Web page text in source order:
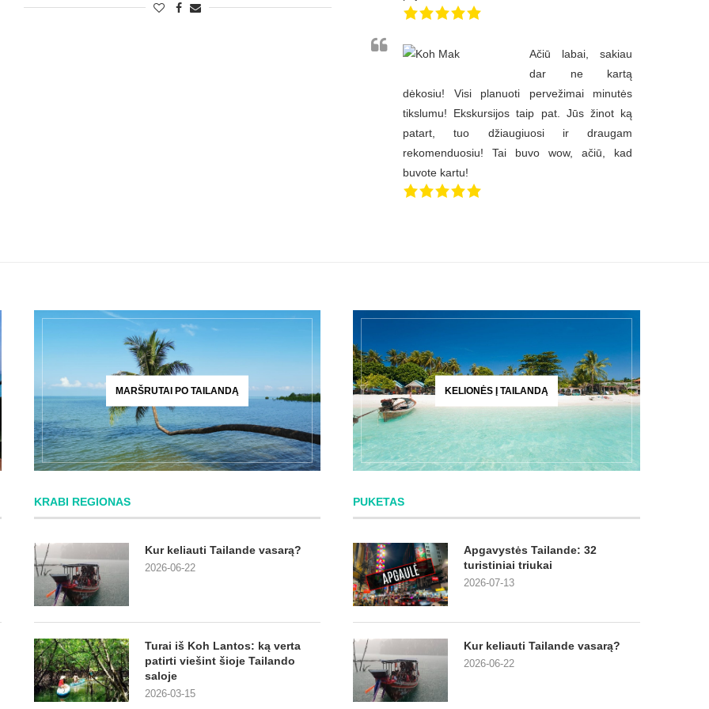
Ačiū labai, sakiau
dar ne kartą
dėkosiu! Visi planuoti pervežimai minutės
tikslumu! Ekskursijos taip pat. Jūs žinot ką
patart, tuo džiaugiuosi ir draugam
rekomenduosiu! Tai buvo wow, ačiū, kad
buvote kartu!
MARŠRUTAI PO TAILANDĄ
KRABI REGIONAS
Kur keliauti Tailande vasarą?
2026-06-22
Turai iš Koh Lantos: ką verta
patirti viešint šioje Tailando
saloje
2026-03-15
KELIONĖS Į TAILANDĄ
PUKETAS
Apgavystės Tailande: 32
turistiniai triukai
2026-07-13
Kur keliauti Tailande vasarą?
2026-06-22